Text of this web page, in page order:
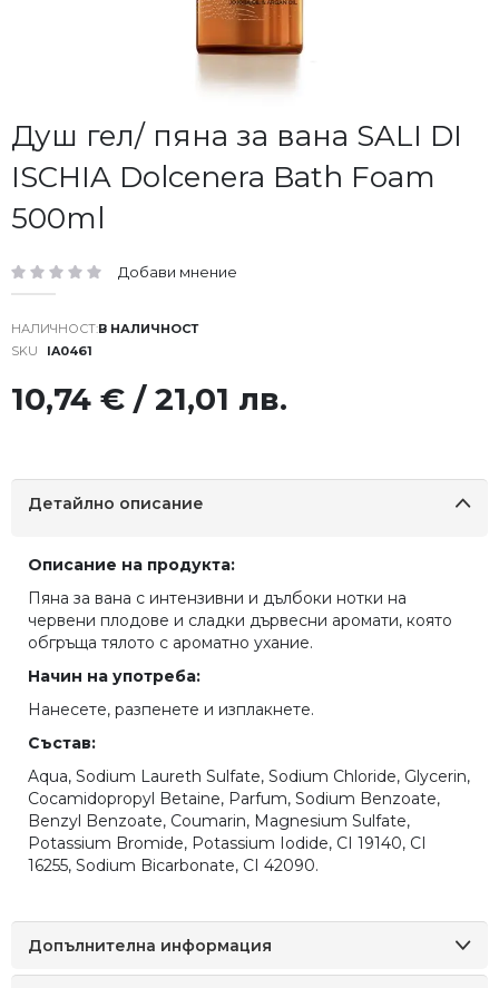
Душ гел/ пяна за вана SALI DI
ISCHIA Dolcenera Bath Foam
500ml
рейтинг: Добави мнение
В НАЛИЧНОСТ
SKU
IA0461
10,74 € / 21,01 лв.
Преминете
към
началото
на
галерия
Детайлно описание
Описание на продукта:
Пяна за вана с интензивни и дълбоки нотки на
червени плодове и сладки дървесни аромати, която
обгръща тялото с ароматно ухание.
Начин на употреба:
Нанесете, разпенете и изплакнете.
Състав:
Aqua, Sodium Laureth Sulfate, Sodium Chloride, Glycerin,
Cocamidopropyl Betaine, Parfum, Sodium Benzoate,
Benzyl Benzoate, Coumarin, Magnesium Sulfate,
Potassium Bromide, Potassium Iodide, CI 19140, CI
16255, Sodium Bicarbonate, CI 42090.
Допълнителна информация